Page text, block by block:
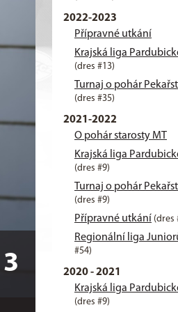
2022-2023
Přípravné utkání
Krajská liga
(dres #13)
Turnaj o pohár
(dres #35)
2021-2022
O pohár starosty MT
Krajská liga
(dres #9)
Turnaj o pohár
(dres #9)
Přípravné utkání (dres
Regionální liga
#54)
2020 - 2021
Krajská liga
(dres #9)